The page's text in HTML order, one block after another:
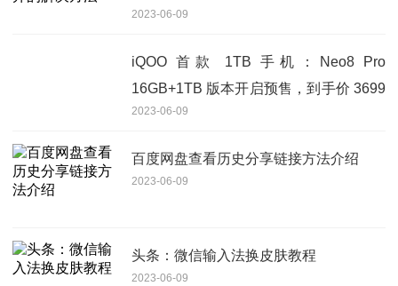
2023-06-09
iQOO 首款 1TB 手机：Neo8 Pro
16GB+1TB 版本开启预售，到手价 3699
元
2023-06-09
百度网盘查看历史分享链接方法介绍
2023-06-09
头条：微信输入法换皮肤教程
2023-06-09